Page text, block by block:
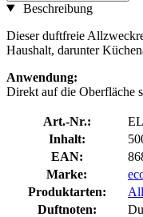
Beschreibung
Dieser duftfreie
Haushalt, darunter
Anwendung:
Direkt auf die Oberfläche
Art.-Nr.:
Inhalt:
EAN:
Marke:
Produktarten:
Duftnoten: